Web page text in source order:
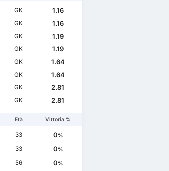
GK
1.16
GK
1.16
GK
1.19
GK
1.19
GK
1.64
GK
1.64
GK
2.81
GK 2.81
Età Vittoria %
33 0%
33 0%
56 0%